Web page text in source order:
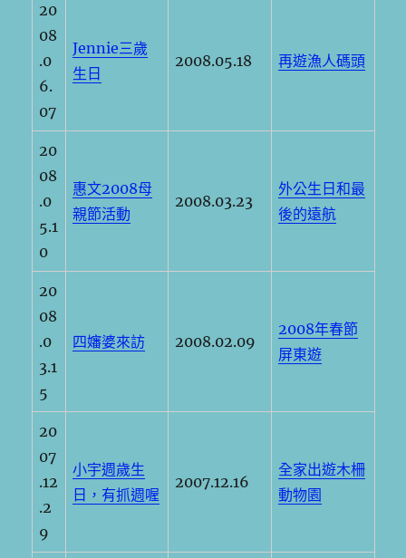
20
08
.0
6.
07
Jennie三歲
生日
2008.05.18 再遊漁人碼頭
20
08
.0
5.1
0
惠文2008母
親節活動
2008.03.23
外公生日和最
後的遠航
20
08
.0
3.1
5
四嬸婆來訪 2008.02.09
2008年春節
屏東遊
20
07
.12
.2
9
小宇週歲生
日，有抓週喔
2007.12.16
全家出遊木柵
動物園